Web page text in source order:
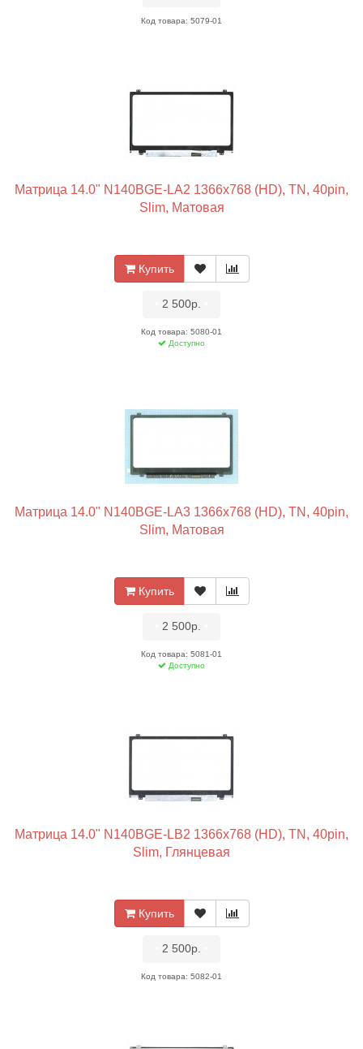
Код товара: 5079-01
Матрица 14.0" N140BGE-LA2 1366x768 (HD), TN, 40pin,
Slim, Матовая
Купить
2 500р.
Код товара: 5080-01
Доступно
Матрица 14.0" N140BGE-LA3 1366x768 (HD), TN, 40pin,
Slim, Матовая
Купить
2 500р.
Код товара: 5081-01
Доступно
Матрица 14.0" N140BGE-LB2 1366x768 (HD), TN, 40pin,
Slim, Глянцевая
Купить
2 500р.
Код товара: 5082-01